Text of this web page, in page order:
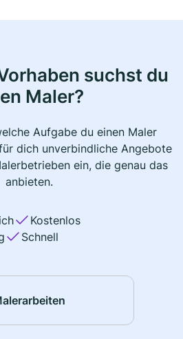
suchst du
Maler?
Aufgabe du einen Maler
dich unverbindliche Angebote
ein, die genau das
anbieten.
Kostenlos
Schnell